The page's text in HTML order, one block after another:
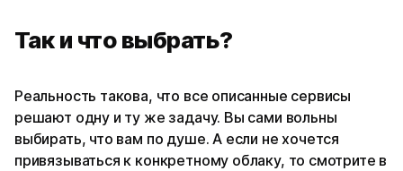
Так и что выбрать?
Реальность такова, что все описанные сервисы
решают одну и ту же задачу. Вы сами вольны
выбирать, что вам по душе. А если не хочется
привязываться к конкретному облаку, то смотрите в